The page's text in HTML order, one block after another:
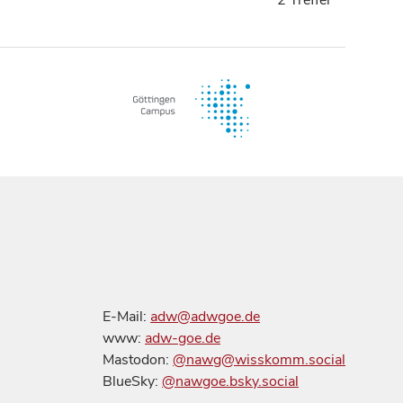
E-Mail: adw@adwgoe.de
www: adw-goe.de
Mastodon: @nawg@wisskomm.social
BlueSky: @nawgoe.bsky.social